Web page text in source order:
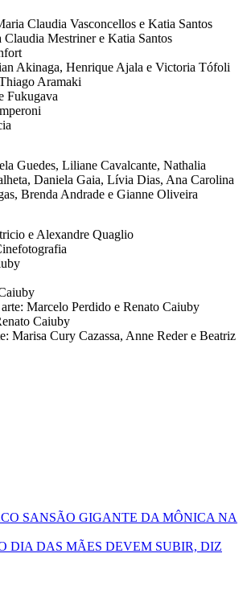
Claudia Vasconcellos e Katia Santos
Claudia Mestriner e Katia Santos
Akinaga, Henrique Ajala e Victoria Tófoli
Aramaki
Fukugava
Guedes, Liliane Cavalcante, Nathalia
Daniela Gaia, Lívia Dias, Ana Carolina
Brenda Andrade e Gianne Oliveira
e Alexandre Quaglio
Marcelo Perdido e Renato Caiuby
Caiuby
Marisa Cury Cazassa, Anne Reder e Beatriz
SANSÃO GIGANTE DA MÔNICA NA
DIA DAS MÃES DEVEM SUBIR, DIZ